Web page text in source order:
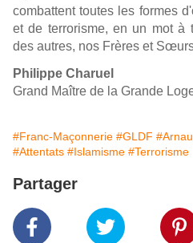
combattent toutes les formes
et de terrorisme, en un mot à
des autres, nos Frères et
Philippe Charuel
Grand Maître de la Grande
#Franc-Maçonnerie #GLDF
#Attentats #Islamisme #Terrorisme
Partager